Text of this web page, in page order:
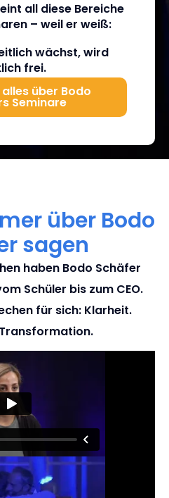
all diese Bereiche
– weil er weiß:
wächst, wird
frei.
über Bodo
Seminare
über Bodo
sagen
haben Bodo Schäfer
Schüler bis zum CEO.
für sich: Klarheit.